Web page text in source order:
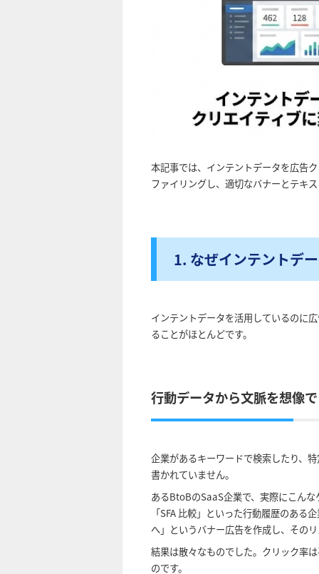
本記事では、インテントデータを広告
ファイリングし、適切なバナーとテキ
1. なぜインテントデ
インテントデータを活用しているのに
ることがほとんどです。
行動データから文脈を想像
企業があるキーワードで検索したり、
書かれていません。
あるBtoBのSaaS企業で、実際にこん
「SFA 比較」といった行動履歴のある
へ」というバナー広告を作成し、その
結果は散々なものでした。クリック率
のです。